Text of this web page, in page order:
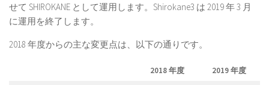
せて SHIROKANE として運用します。Shirokane3 は 2019 年 3 月
に運用を終了します。
2018 年度からの主な変更点は、以下の通りです。
2018 年度 2019 年度